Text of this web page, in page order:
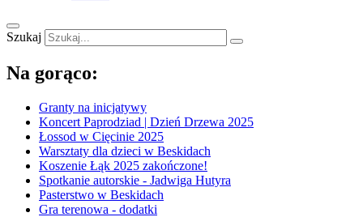
Szukaj
Na gorąco:
Granty na inicjatywy
Koncert Paprodziad | Dzień Drzewa 2025
Łossod w Cięcinie 2025
Warsztaty dla dzieci w Beskidach
Koszenie Łąk 2025 zakończone!
Spotkanie autorskie - Jadwiga Hutyra
Pasterstwo w Beskidach
Gra terenowa - dodatki